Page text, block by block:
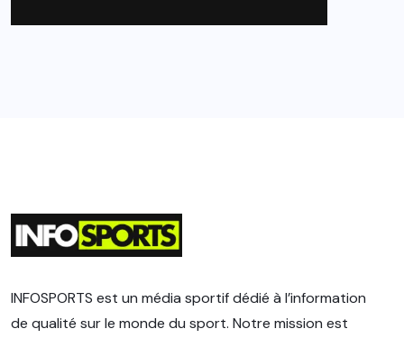
INFOSPORTS est un média sportif dédié à l’information
de qualité sur le monde du sport. Notre mission est